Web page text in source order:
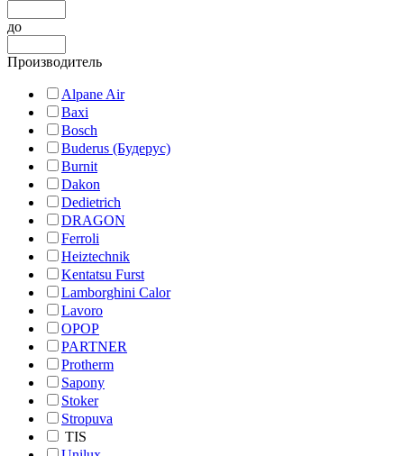
до
Производитель
Alpane Air
Baxi
Bosch
Buderus (Будерус)
Burnit
Dakon
Dedietrich
DRAGON
Ferroli
Heiztechnik
Kentatsu Furst
Lamborghini Calor
Lavoro
OPOP
PARTNER
Protherm
Sapony
Stoker
Stropuva
TIS